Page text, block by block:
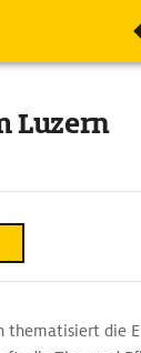
Luzern
thematisiert die